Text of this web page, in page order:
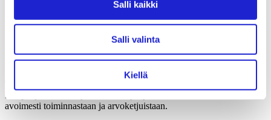
Salli kaikki
Salli valinta
Kiellä
Vaatevallankumous (Fashion Revolution) on globaali
ja läpinäkyvämpää vaateteollisuutta ja parantaa
työoloja. Vaatevallankumous muistuttaa, että jokaisen
vaatteen valmistuksen takana on ihminen.
kampanjaa tekstiili- ja muotialan yrityksiä kannustetaan kertomaan
avoimesti toiminnastaan ja arvoketjuistaan.